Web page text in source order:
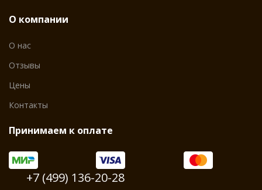
О компании
О нас
Отзывы
Цены
Контакты
Принимаем к оплате
+7 (499) 136-20-28